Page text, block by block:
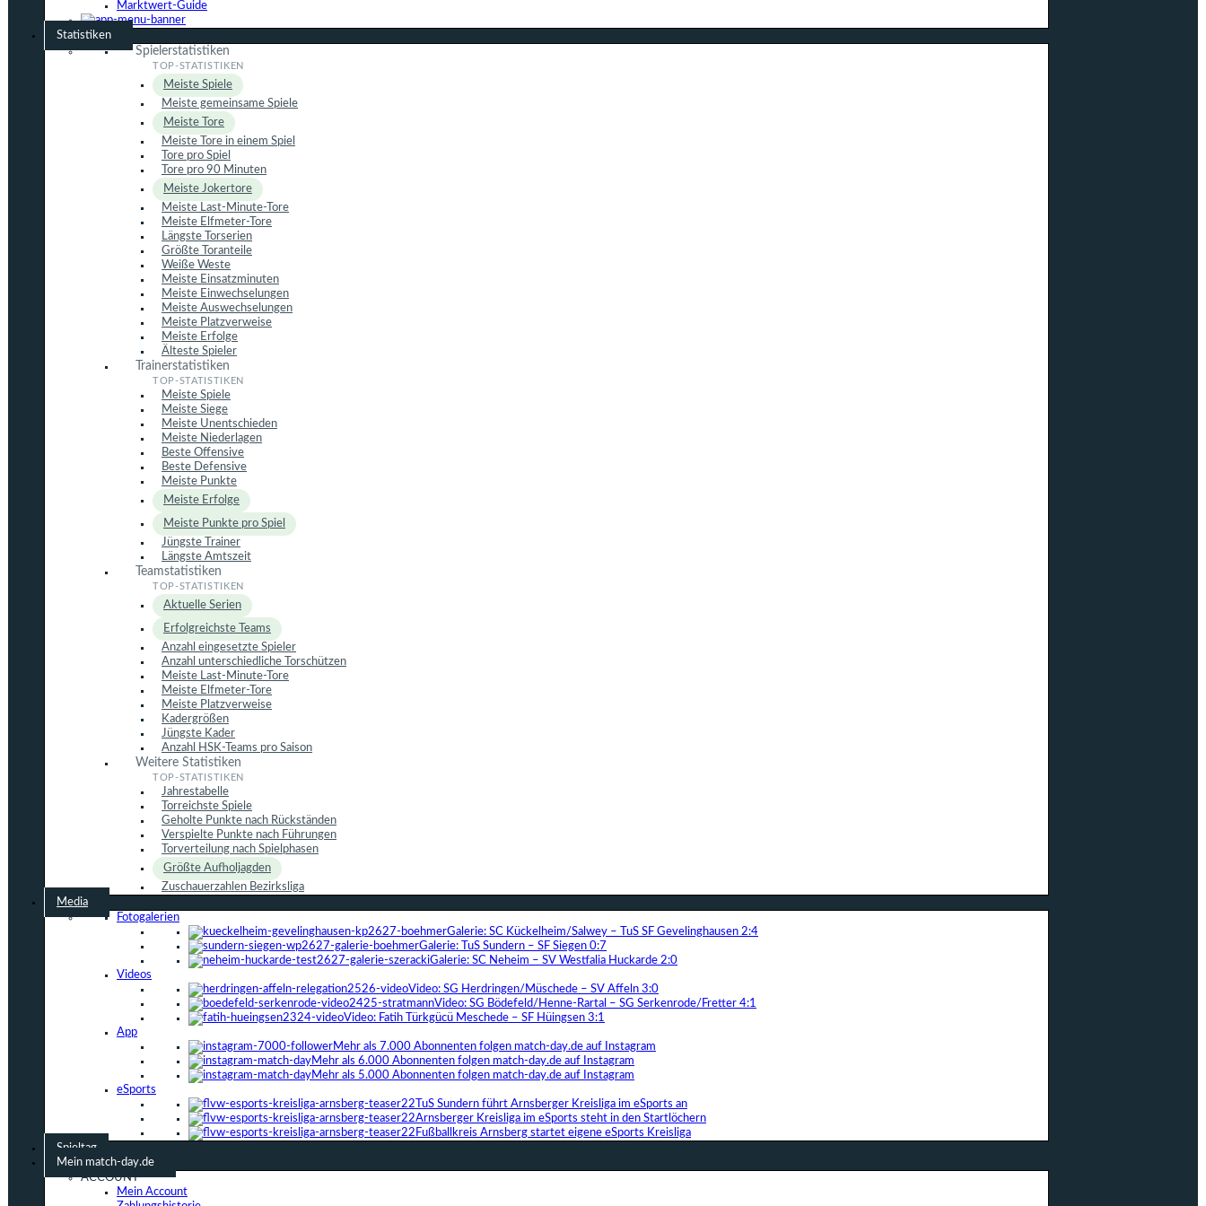
Marktwert-Guide
Statistiken
Spielerstatistiken
Meiste Spiele
Meiste gemeinsame Spiele
Meiste Tore
Meiste Tore in einem Spiel
Tore pro Spiel
Tore pro 90 Minuten
Meiste Jokertore
Meiste Last-Minute-Tore
Meiste Elfmeter-Tore
Längste Torserien
Größte Toranteile
Weiße Weste
Meiste Einsatzminuten
Meiste Einwechselungen
Meiste Auswechselungen
Meiste Platzverweise
Meiste Erfolge
Älteste Spieler
Trainerstatistiken
Meiste Spiele
Meiste Siege
Meiste Unentschieden
Meiste Niederlagen
Beste Offensive
Beste Defensive
Meiste Punkte
Meiste Erfolge
Meiste Punkte pro Spiel
Jüngste Trainer
Längste Amtszeit
Teamstatistiken
Aktuelle Serien
Erfolgreichste Teams
Anzahl eingesetzte Spieler
Anzahl unterschiedliche Torschützen
Meiste Last-Minute-Tore
Meiste Elfmeter-Tore
Meiste Platzverweise
Kadergrößen
Jüngste Kader
Anzahl HSK-Teams pro Saison
Weitere Statistiken
Jahrestabelle
Torreichste Spiele
Geholte Punkte nach Rückständen
Verspielte Punkte nach Führungen
Torverteilung nach Spielphasen
Größte Aufholjagden
Zuschauerzahlen Bezirksliga
Media
Fotogalerien
Galerie: SC Kückelheim/Salwey – TuS SF Gevelinghausen 2:4
Galerie: TuS Sundern – SF Siegen 0:7
Galerie: SC Neheim – SV Westfalia Huckarde 2:0
Videos
Video: SG Herdringen/Müschede – SV Affeln 3:0
Video: SG Bödefeld/Henne-Rartal – SG Serkenrode/Fretter 4:1
Video: Fatih Türkgücü Meschede – SF Hüingsen 3:1
App
Mehr als 7.000 Abonnenten folgen match-day.de auf Instagram
Mehr als 6.000 Abonnenten folgen match-day.de auf Instagram
Mehr als 5.000 Abonnenten folgen match-day.de auf Instagram
eSports
TuS Sundern führt Arnsberger Kreisliga im eSports an
Arnsberger Kreisliga im eSports steht in den Startlöchern
Fußballkreis Arnsberg startet eigene eSports Kreisliga
Spieltag
Mein match-day.de
ACCOUNT
Mein Account